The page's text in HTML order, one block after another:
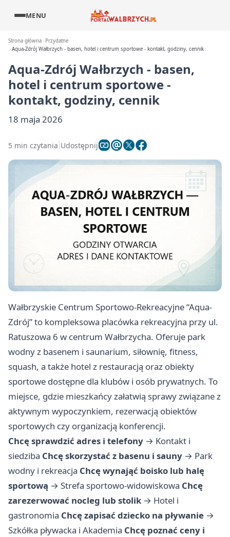
MENU
Strona główna
Przydatne
Aqua-Zdrój Wałbrzych - basen, hotel i centrum sportowe - kontakt, godziny, cennik
Aqua-Zdrój Wałbrzych - basen,
hotel i centrum sportowe -
kontakt, godziny, cennik
18 maja 2026
5 min czytania Udostępnij
Wałbrzyskie Centrum Sportowo-Rekreacyjne “Aqua-
Zdrój” to kompleksowa placówka rekreacyjna przy ul.
Ratuszowa 6 w centrum Wałbrzycha. Oferuje park
wodny z basenem i saunarium, siłownię, fitness,
squash, a także hotel z restauracją oraz obiekty
sportowe dostępne dla klubów i osób prywatnych. To
miejsce, gdzie mieszkańcy załatwią sprawy związane z
aktywnym wypoczynkiem, rezerwacją obiektów
sportowych czy organizacją konferencji.
Chcę sprawdzić adres i telefony → Kontakt i
siedziba Chcę skorzystać z basenu i sauny → Park
wodny i rekreacja Chcę wynająć boisko lub halę
sportową → Strefa sportowo-widowiskowa Chcę
zarezerwować nocleg lub stolik → Hotel i
gastronomia Chcę zapisać dziecko na pływanie →
Szkółka pływacka i Akademia Chcę poznać ceny i